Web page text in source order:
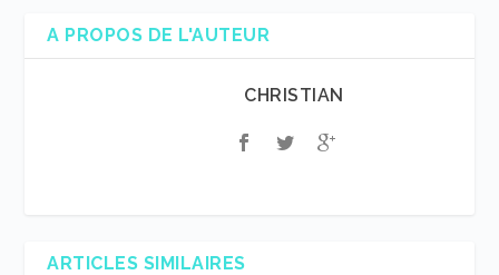
A PROPOS DE L'AUTEUR
CHRISTIAN
ARTICLES SIMILAIRES